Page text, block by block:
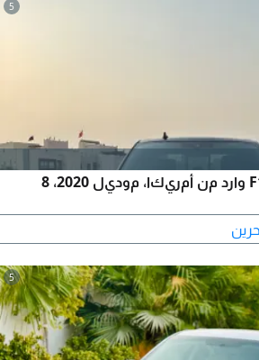
5
للبيع فورد F150 وارد من أمريكا، موديل 2020، 8
5